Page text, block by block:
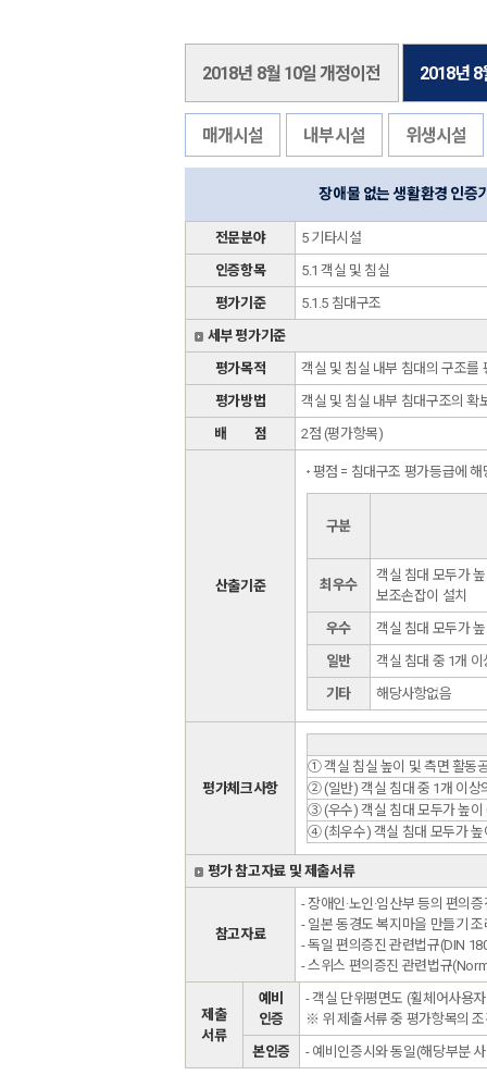
2018년 8월 10일 개정이전 2018년 8
매개시설 내부시설 위생시설
장애물 없는 생활환경 인증
전문분야
5 기타시설
인증항목
5.1 객실 및 침실
평가기준
5.1.5 침대구조
세부 평가기준
평가목적
객실 및 침실 내부 침대의 구조를
평가방법
객실 및 침실 내부 침대구조의 확
배 점
2점 (평가항목)
산출기준
평점 = 침대구조 평가등급에
구분
최우수
객실 침대 모두가
보조손잡이 설치
우수
객실 침대 모두가
일반
객실 침대 중 1개
기타
해당사항없음
평가체크사항
① 객실 침실 높이 및 측면 활동
② (일반) 객실 침대 중 1개 이상
③ (우수) 객실 침대 모두가 높이
④ (최우수) 객실 침대 모두가 높
평가 참고자료 및 제출서류
참고자료
- 장애인·노인·임산부 등의 편의
- 일본 동경도 복지마을 만들기 조
- 독일 편의증진 관련법규(DIN
- 스위스 편의증진 관련법규
제출
서류
예비
인증
- 객실 단위평면도 (휠체어사용
※ 위 제출서류 중 평가항목의
본인증
- 예비인증시와 동일(해당부분